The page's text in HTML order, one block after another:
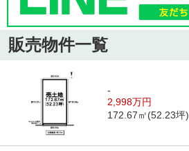
販売物件一覧
-
2,998万円
172.67㎡(52.23坪)